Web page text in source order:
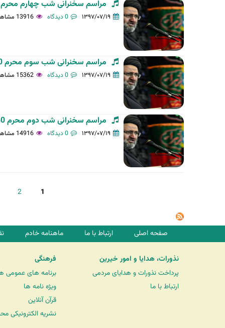
مراسم سخنرانی شب چهارم محرم 1440 در آستان مقدّس-97/06/23 - حجت الاسلام
۱۳۹۷/۰۷/۱۹ 0 دیدگاه 13916 مشاهده
مراسم سخنرانی شب سوم محرم 1440 -97/06/22 در آستان مقدّس - حجت الاسلام سیّد...
۱۳۹۷/۰۷/۱۹ 0 دیدگاه 15362 مشاهده
مراسم سخنرانی شب دوم محرم 1440 -97/06/21 در آستان مقدّس - حجت الاسلام سیّد...
۱۳۹۷/۰۷/۱۹ 0 دیدگاه 14916 مشاهده
ح
ه‌
ه
1
2
صفحه اصلی ارتباط با ما ماهنامه خادم
نذورات، هدایا و امور خیرین
پرداخت نذورات و هدایای مردمی
ارتباط با ما
فرهنگی
برنامه های عمومی
ویژه نامه ها
قرآن آنلاین
نشریه الکترونیکی